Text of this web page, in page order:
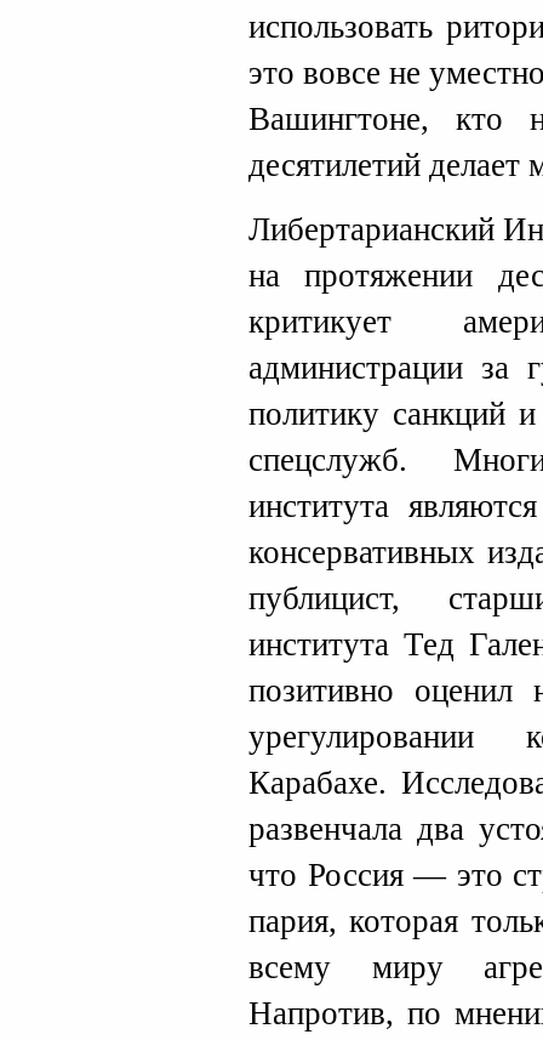
использовать
это вовсе не
Вашингтоне, кто
десятилетий
Либертарианский
на протяжении
критикует
администрации за
политику санкций
спецслужб.
института
консервативных
публицист,
института Тед
позитивно оценил
Карабахе.
развенчала два
что Россия — это
пария, которая
всему миру
Напротив, по